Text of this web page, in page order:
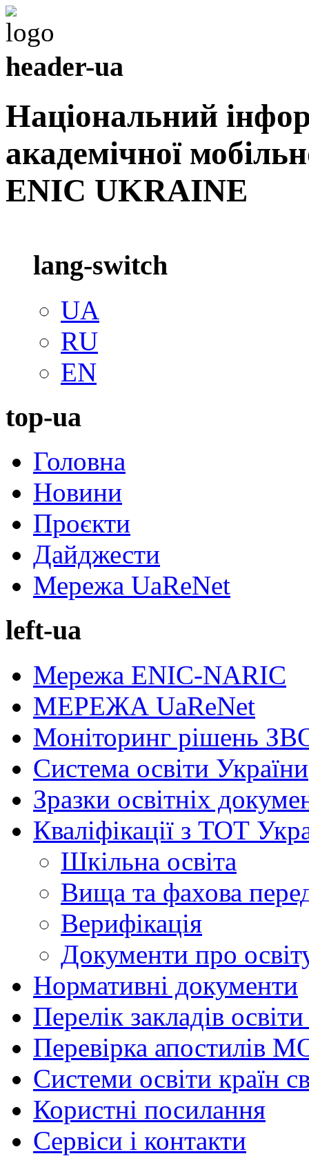
header-ua
Національний
академічної
ENIC UKRAINE
lang-switch
UA
RU
EN
top-ua
Головна
Новини
Проєкти
Дайджести
Мережа UaReNet
left-ua
Мережа ENIC-NARIC
МЕРЕЖА UaReNet
Моніторинг рішень
Система освіти України
Зразки освітніх
Кваліфікації з ТОТ
Шкільна освіта
Вища та фахова
Верифікація
Документи про
Нормативні документи
Перелік закладів
Перевірка апостилів
Системи освіти країн
Користні посилання
Сервіси і контакти